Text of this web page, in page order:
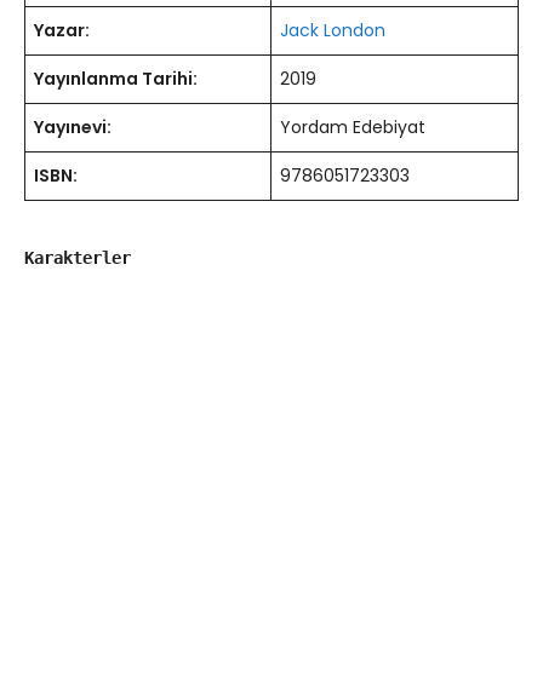
Yazar:
Jack London
Yayınlanma Tarihi:
2019
Yayınevi:
Yordam Edebiyat
ISBN:
9786051723303
Karakterler